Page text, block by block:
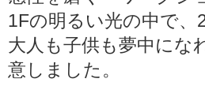
1Fの明るい光の中で、
大人も子供も夢中にな
意しました。